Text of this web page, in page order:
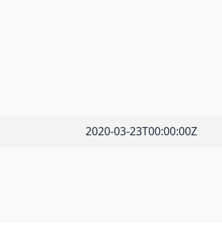
2020-03-23T00:00:00Z
eller anna spesifikasjon som ligg til